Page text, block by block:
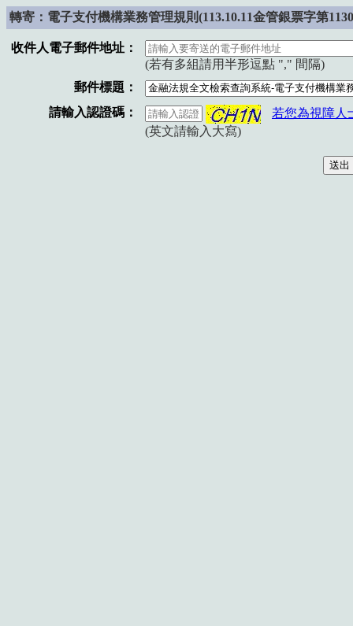
轉寄：電子支付機構業務管理規則(113.10.11金管銀票字第
收件人電子郵件地址：
(若有多組請用半形逗點 "," 間隔)
郵件標題：
請輸入認證碼：
若您為視障人
(英文請輸入大寫)